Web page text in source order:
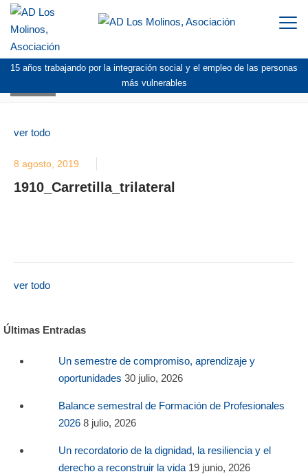
15 años trabajando por la integración social y el empleo de las personas
más vulnerables
ver todo
8 agosto, 2019
1910_Carretilla_trilateral
ver todo
Últimas Entradas
Un semestre de compromiso, aprendizaje y
oportunidades 30 julio, 2026
Balance semestral de Formación de Profesionales
2026 8 julio, 2026
Un recordatorio de la dignidad, la resiliencia y el
derecho a reconstruir la vida 19 junio, 2026